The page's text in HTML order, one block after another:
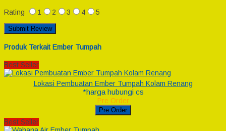
Rating 1 2 3 4 5
Produk Terkait Ember Tumpah
Best Seller
Lokasi Pembuatan Ember Tumpah Kolam Renang
*harga hubungi cs
Pre Order
Pre Order
Best Seller